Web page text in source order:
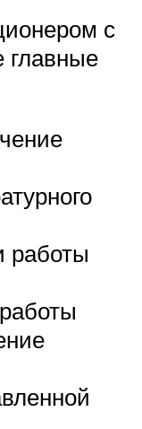
с
главные
работы